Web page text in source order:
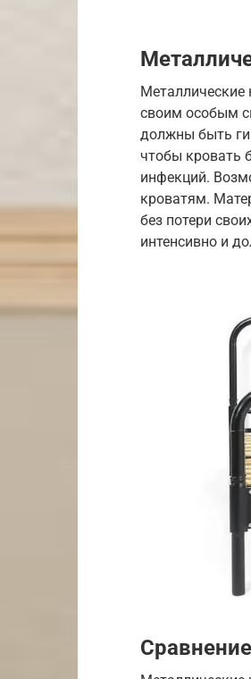
Металлические
своим особым
должны быть
чтобы кровать
инфекций.
кроватям.
без потери
интенсивно и